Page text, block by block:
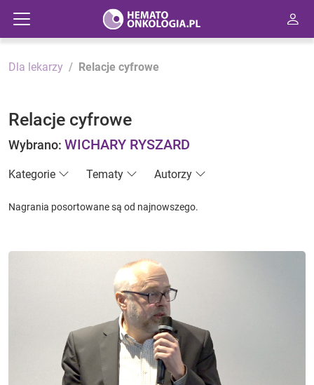
Dla lekarzy Relacje cyfrowe
Relacje cyfrowe
Wybrano: WICHARY RYSZARD
Kategorie Tematy Autorzy
Nagrania posortowane są od najnowszego.